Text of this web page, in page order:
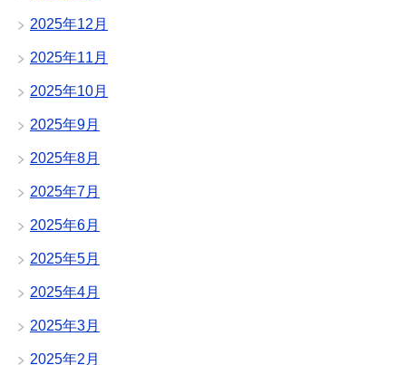
2025年12月
2025年11月
2025年10月
2025年9月
2025年8月
2025年7月
2025年6月
2025年5月
2025年4月
2025年3月
2025年2月